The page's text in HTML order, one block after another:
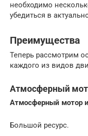
необходимо
убедиться в
Преимущества
Теперь рассмотрим
каждого из видов
Атмосферный
Атмосферный мотор
Большой ресурс.